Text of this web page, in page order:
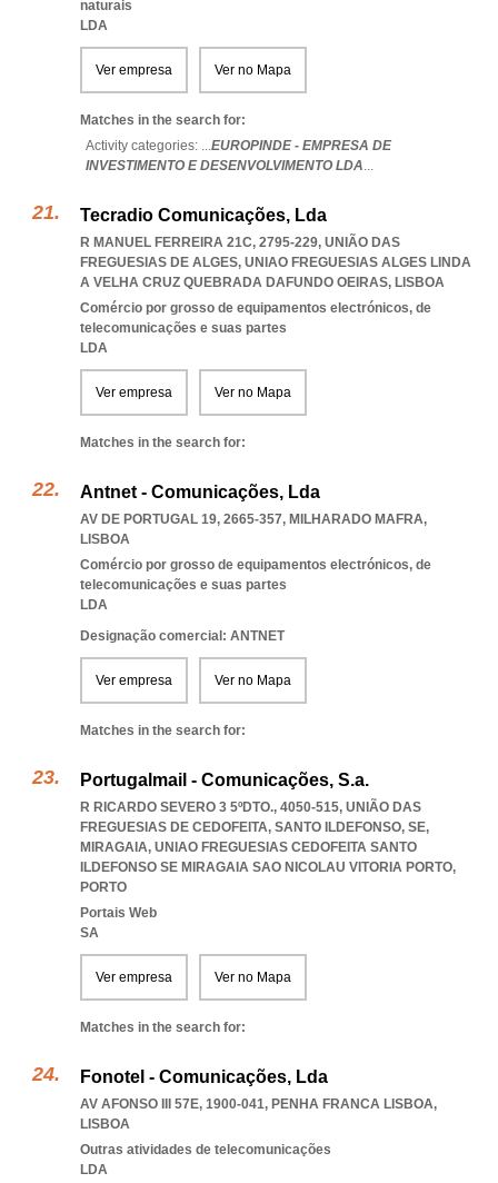
naturais
LDA
Ver empresa Ver no Mapa
Matches in the search for:
Activity categories: ...EUROPINDE - EMPRESA DE
INVESTIMENTO E DESENVOLVIMENTO LDA...
Tecradio Comunicações, Lda
R MANUEL FERREIRA 21C, 2795-229, UNIÃO DAS
FREGUESIAS DE ALGES, UNIAO FREGUESIAS ALGES LINDA
A VELHA CRUZ QUEBRADA DAFUNDO OEIRAS, LISBOA
Comércio por grosso de equipamentos electrónicos, de
telecomunicações e suas partes
LDA
Ver empresa Ver no Mapa
Matches in the search for:
Antnet - Comunicações, Lda
AV DE PORTUGAL 19, 2665-357, MILHARADO MAFRA,
LISBOA
Comércio por grosso de equipamentos electrónicos, de
telecomunicações e suas partes
LDA
Designação comercial: ANTNET
Ver empresa Ver no Mapa
Matches in the search for:
Portugalmail - Comunicações, S.a.
R RICARDO SEVERO 3 5ºDTO., 4050-515, UNIÃO DAS
FREGUESIAS DE CEDOFEITA, SANTO ILDEFONSO, SE,
MIRAGAIA, UNIAO FREGUESIAS CEDOFEITA SANTO
ILDEFONSO SE MIRAGAIA SAO NICOLAU VITORIA PORTO,
PORTO
Portais Web
SA
Ver empresa Ver no Mapa
Matches in the search for:
Fonotel - Comunicações, Lda
AV AFONSO III 57E, 1900-041, PENHA FRANCA LISBOA,
LISBOA
Outras atividades de telecomunicações
LDA